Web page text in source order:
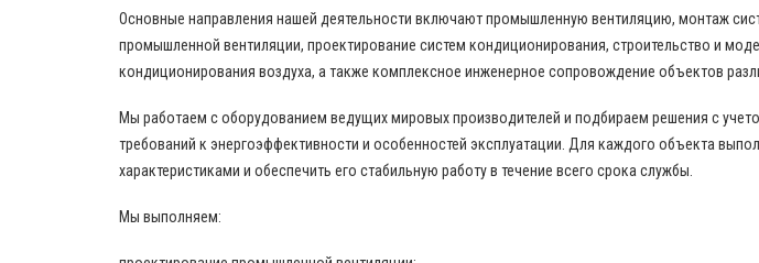
Основные направления нашей деятельности включают промышленную вентиляцию, монтаж
промышленной вентиляции, проектирование систем кондиционирования, строительство и
кондиционирования воздуха, а также комплексное инженерное сопровождение объектов
Мы работаем с оборудованием ведущих мировых производителей и подбираем решения с
требований к энергоэффективности и особенностей эксплуатации. Для каждого объекта
характеристиками и обеспечить его стабильную работу в течение всего срока службы.
Мы выполняем: